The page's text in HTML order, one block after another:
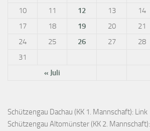
10
11 12 13 14
17
18 19 20 21
24
25 26 27 28
31
« Juli
Schützengau Dachau (KK 1. Mannschaft): Link
Schützengau Altomünster (KK 2. Mannschaft):